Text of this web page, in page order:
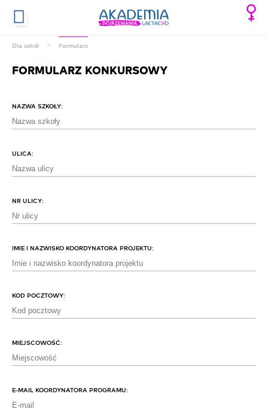
Dla szkół Formularz
FORMULARZ KONKURSOWY
NAZWA SZKOŁY:
ULICA:
NR ULICY:
IMIE I NAZWISKO KOORDYNATORA PROJEKTU:
KOD POCZTOWY:
MIEJSCOWOŚĆ:
E-MAIL KOORDYNATORA PROGRAMU: